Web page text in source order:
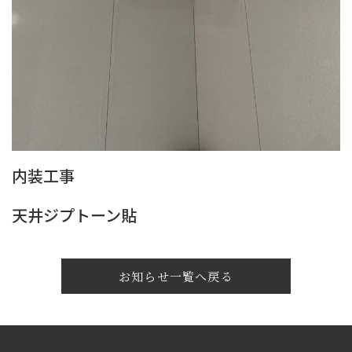
内装工事
天井ジプトーン貼
お知らせ一覧へ戻る